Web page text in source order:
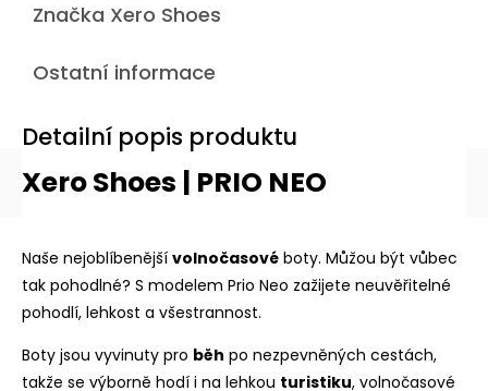
Značka Xero Shoes
Ostatní informace
Detailní popis produktu
Xero Shoes | PRIO NEO
Naše nejoblíbenější volnočasové boty. Můžou být vůbec
tak pohodlné? S modelem Prio Neo zažijete neuvěřitelné
pohodlí, lehkost a všestrannost.
Boty jsou vyvinuty pro běh po nezpevněných cestách,
takže se výborně hodí i na lehkou turistiku, volnočasové